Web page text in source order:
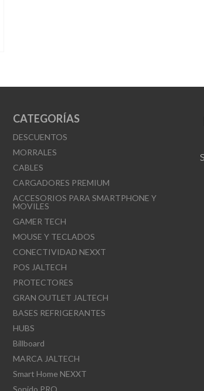
CATEGORÍAS
DESCUENTOS
MORRALES
CABLES
CARGADORES PREMIUM
ACCESORIOS PARA SMARTPHONE Y
MOVILES
GAMER TECH
MOUSE Y TECLADOS
CONECTIVIDAD NEXXT
POS JALTECH
PROTECTORES
GRAN OUTLET JALTECH
BASES REFRIGERANTES
HUBS
Billboard
MARCA JALTECH
Smart Home NEXXT